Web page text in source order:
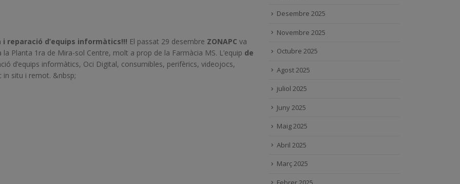
reparació d’equips informàtics!!! El passat 29 desembre ZONAPC va
Planta 1ra de Mira-sol Centre, molt a prop de la Farmàcia MS. L’equip de
d’equips informàtics, Oci Digital, consumibles, perifèrics, videojocs,
in situ i remot. &nbsp;
Desembre 2025
Novembre 2025
Octubre 2025
Agost 2025
juliol 2025
Juny 2025
Maig 2025
Abril 2025
Març 2025